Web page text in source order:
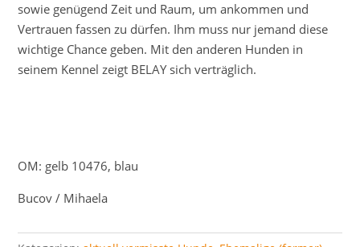
sowie genügend Zeit und Raum, um ankommen und
Vertrauen fassen zu dürfen. Ihm muss nur jemand diese
wichtige Chance geben. Mit den anderen Hunden in
seinem Kennel zeigt BELAY sich verträglich.
OM: gelb 10476, blau
Bucov / Mihaela